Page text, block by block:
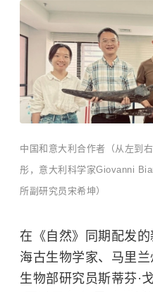
中国和意大利合作者（从左到
彤，意大利科学家Giovanni
所副研究员宋希坤）
在《自然》同期配发
海古生物学家、马里
生物部研究员斯蒂芬·